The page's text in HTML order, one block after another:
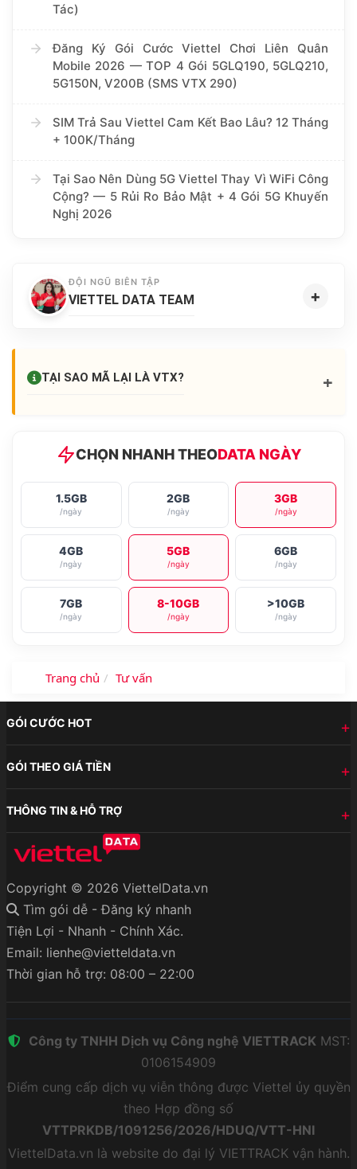
Tác)
Đăng Ký Gói Cước Viettel Chơi Liên Quân
Mobile 2026 — TOP 4 Gói 5GLQ190, 5GLQ210,
5G150N, V200B (SMS VTX 290)
SIM Trả Sau Viettel Cam Kết Bao Lâu? 12 Tháng
+ 100K/Tháng
Tại Sao Nên Dùng 5G Viettel Thay Vì WiFi Công
Cộng? — 5 Rủi Ro Bảo Mật + 4 Gói 5G Khuyến
Nghị 2026
ĐỘI NGŨ BIÊN TẬP
VIETTEL DATA TEAM +
TẠI SAO MÃ LẠI LÀ VTX? +
CHỌN NHANH THEODATA NGÀY
1.5GB
/ngày
2GB
/ngày
3GB
/ngày
4GB
/ngày
5GB
/ngày
6GB
/ngày
7GB
/ngày
8-10GB
/ngày
>10GB
/ngày
Trang chủ Tư vấn
GÓI CƯỚC HOT
GÓI THEO GIÁ TIỀN
THÔNG TIN & HỖ TRỢ
Copyright © 2026 ViettelData.vn
Tìm gói dễ - Đăng ký nhanh
Tiện Lợi - Nhanh - Chính Xác.
Email: lienhe@vietteldata.vn
Thời gian hỗ trợ: 08:00 – 22:00
Công ty TNHH Dịch vụ Công nghệ VIETTRACKMST:
0106154909
Điểm cung cấp dịch vụ viễn thông được Viettel ủy quyền
theo Hợp đồng số
VTTPRKDB/1091256/2026/HDUQ/VTT-HNI
ViettelData.vn là website do đại lý VIETTRACK vận hành.